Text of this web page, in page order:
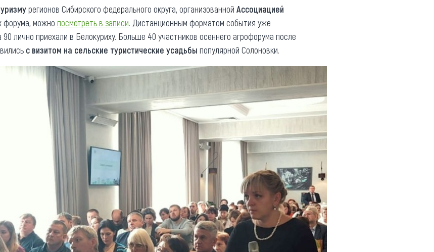
регионов Сибирского федерального округа, организованной Ассоциацией
форума, можно посмотреть в записи. Дистанционным форматом события уже
90 лично приехали в Белокуриху. Больше 40 участников осеннего агрофорума после
с визитом на сельские туристические усадьбы популярной Солоновки.